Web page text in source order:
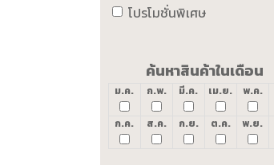
โปรโมชั่นพิเศษ
ค้นหาสินค้าในเดือน
ม.ค. ก.พ. มี.ค. เม.ย. พ.ค.
ก.ค. ส.ค. ก.ย. ต.ค. พ.ย.